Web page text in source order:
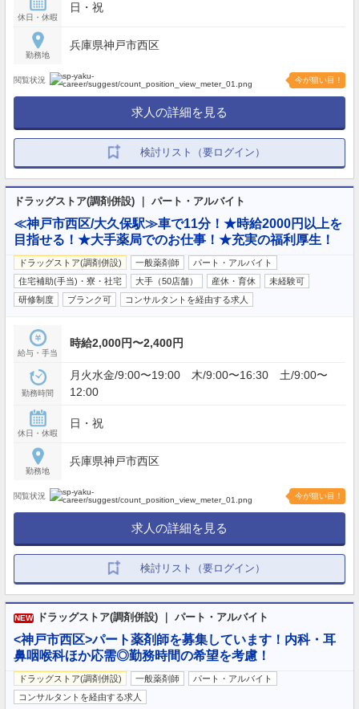
休日・休暇
日・祝
勤務地
兵庫県神戸市西区
閲覧状況 今が狙い目！
求人の詳細を見る
検討リスト（要ログイン）
ドラッグストア(調剤併設) ｜ パート・アルバイト
≪神戸市西区/大久保駅≫車で11分！★時給2000円以上を
目指せる！★大手薬局でのお仕事！★充実の福利厚生！
ドラッグストア(調剤併設) 一般薬剤師
パート・アルバイト
住宅補助(手当)・寮・社宅
大手（50店舗） 産休・育休
未経験可
研修制度
ブランク可 コンサルタントを経由する求人
給与・手当
時給2,000円〜2,400円
勤務時間
月火水金/9:00〜19:00 木/9:00〜16:30 土/9:00〜
12:00
休日・休暇
日・祝
勤務地
兵庫県神戸市西区
閲覧状況 今が狙い目！
求人の詳細を見る
検討リスト（要ログイン）
NEW ドラッグストア(調剤併設) ｜ パート・アルバイト
<神戸市西区>パート薬剤師を募集しています！内科・耳
鼻咽喉科ほか応需◎勤務時間の希望を考慮！
ドラッグストア(調剤併設) 一般薬剤師
パート・アルバイト
コンサルタントを経由する求人